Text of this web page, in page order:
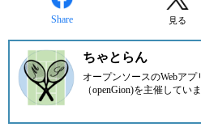
Share 見る
ちゃとらん
オープンソースのWebア
（openGion)を主催していま